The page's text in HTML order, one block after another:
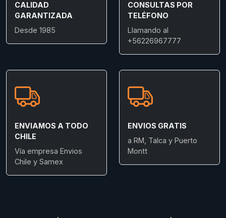
CALIDAD
GARANTIZADA
Desde 1985
CONSULTAS POR
TELÉFONO
Llamando al
+56226967777
ENVIAMOS A TODO
CHILE
Vía empresa Envios
Chile y Samex
ENVIOS GRATIS
a RM, Talca y Puerto
Montt